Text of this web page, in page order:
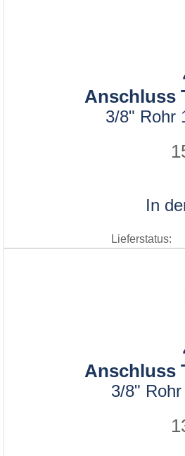
Anschluss
3/8" Rohr
In
Lieferstatus:
Anschluss
3/8"